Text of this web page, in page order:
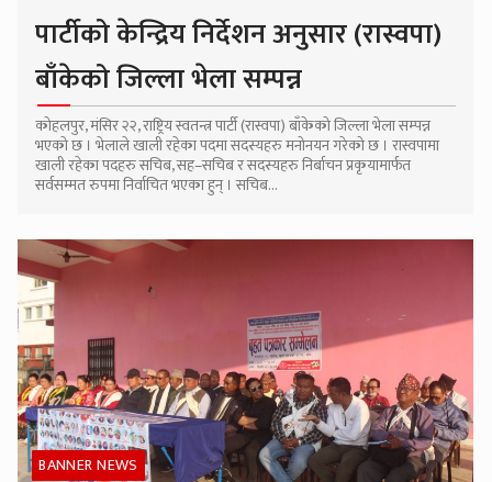
पार्टीको केन्द्रिय निर्देशन अनुसार (रास्वपा)
बाँकेको जिल्ला भेला सम्पन्न
कोहलपुर, मंसिर २२, राष्ट्रिय स्वतन्त्र पार्टी (रास्वपा) बाँकेको जिल्ला भेला सम्पन्न
भएको छ । भेलाले खाली रहेका पदमा सदस्यहरु मनोनयन गरेको छ । रास्वपामा
खाली रहेका पदहरु सचिब, सह–सचिब र सदस्यहरु निर्बाचन प्रकृयामार्फत
सर्वसम्मत रुपमा निर्वाचित भएका हुन् । सचिब...
BANNER NEWS